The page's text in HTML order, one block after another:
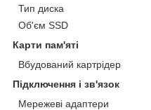
Тип диска
Об'єм SSD
Карти пам'яті
Вбудований картрідер
Підключення і зв'язок
Мережеві адаптери